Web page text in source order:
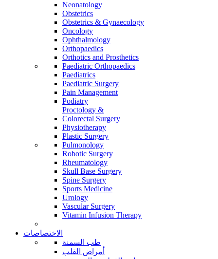
Neonatology
Obstetrics
Obstetrics & Gynaecology
Oncology
Ophthalmology
Orthopaedics
Orthotics and Prosthetics
Paediatric Orthopaedics
Paediatrics
Paediatric Surgery
Pain Management
Podiatry
Proctology &
Colorectal Surgery
Physiotherapy
Plastic Surgery
Pulmonology
Robotic Surgery
Rheumatology
Skull Base Surgery
Spine Surgery
Sports Medicine
Urology
Vascular Surgery
Vitamin Infusion Therapy
الاختصاصات
طب السمنة
أمراض القلب